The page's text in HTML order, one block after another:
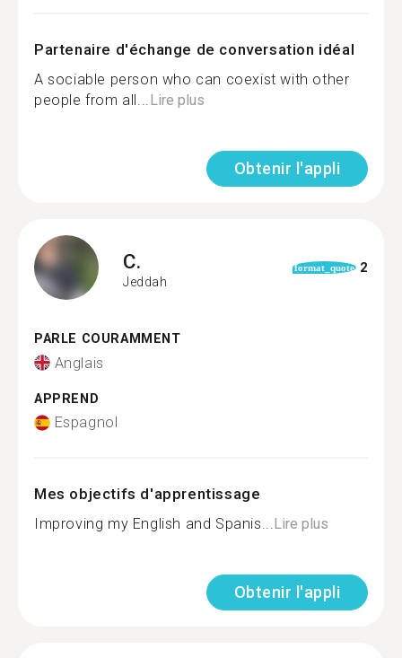
Partenaire d'échange de conversation idéal
A sociable person who can coexist with other
people from all...Lire plus
Obtenir l'appli
C.
Jeddah
format_quote 2
PARLE COURAMMENT
Anglais
APPREND
Espagnol
Mes objectifs d'apprentissage
Improving my English and Spanis...Lire plus
Obtenir l'appli